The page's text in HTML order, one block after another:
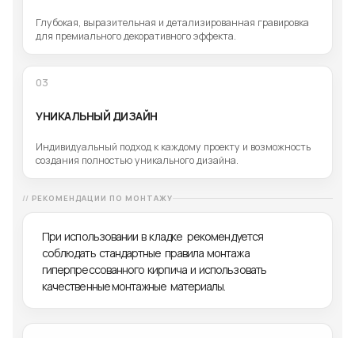
Глубокая, выразительная и детализированная гравировка
для премиального декоративного эффекта.
03
УНИКАЛЬНЫЙ ДИЗАЙН
Индивидуальный подход к каждому проекту и возможность
создания полностью уникального дизайна.
РЕКОМЕНДАЦИИ ПО МОНТАЖУ
При использовании в кладке рекомендуется
соблюдать стандартные правила монтажа
гиперпрессованного кирпича и использовать
качественные монтажные материалы.